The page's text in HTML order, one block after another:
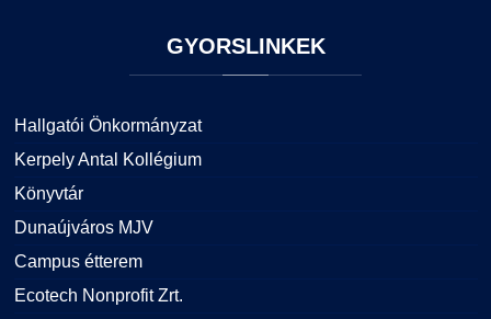
GYORSLINKEK
Hallgatói Önkormányzat
Kerpely Antal Kollégium
Könyvtár
Dunaújváros MJV
Campus étterem
Ecotech Nonprofit Zrt.